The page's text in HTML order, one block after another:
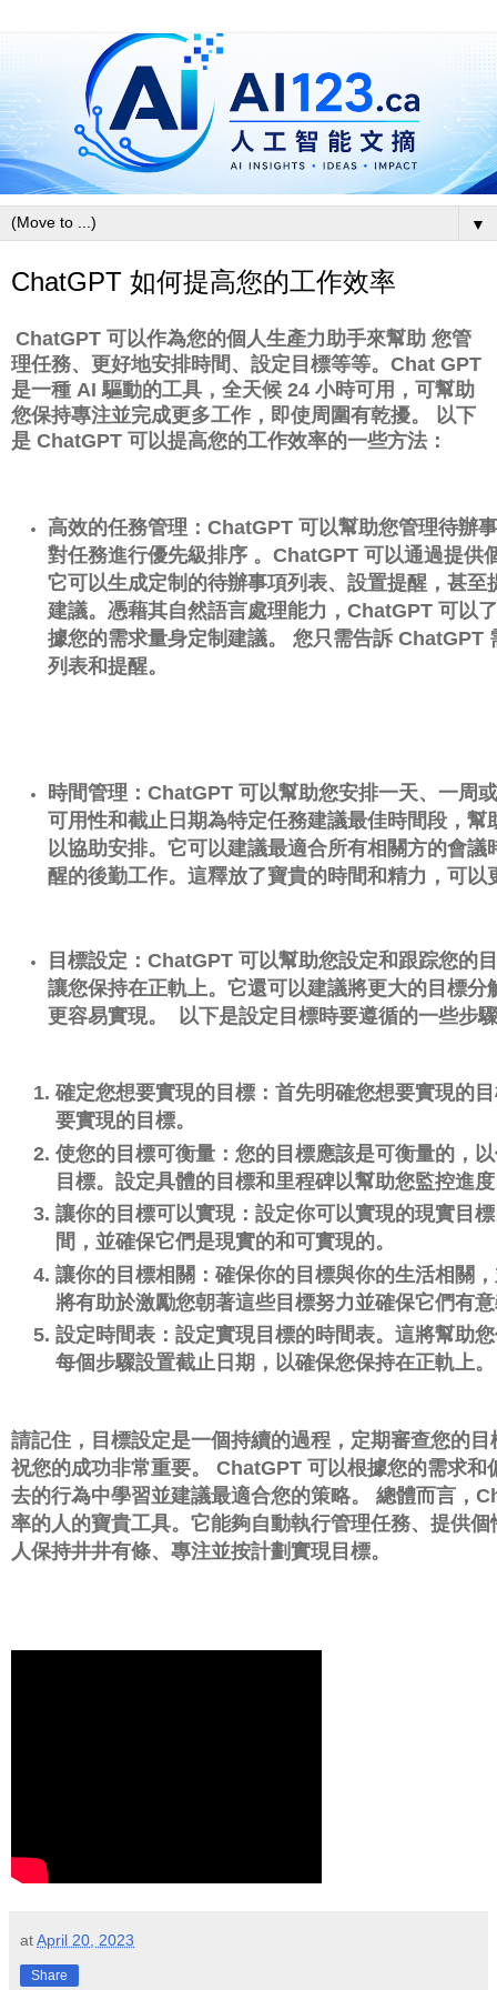
▼
ChatGPT 如何提高您的工作效率
ChatGPT 可以作為您的個人生產力助手來幫助 您管
理任務、更好地安排時間、設定目標等等。 Chat GPT
是一種 AI 驅動的工具，全天候 24 小時可用，可幫助
您保持專注並完成更多工作，即使周圍有乾擾。
以下
是 ChatGPT 可以提高您的工作效率的一些方法：
高效的任務管理：ChatGPT 可以幫助您管理待辦
對任務進行優先級排序。 ChatGPT 可以通過提供
它可以生成定制的待辦事項列表、設置提醒，甚
建議。 憑藉其自然語言處理能力，ChatGPT 可以
據您的需求量身定制建議。
您只需告訴 ChatGPT
列表和提醒。
時間管理：ChatGPT 可以幫助您安排一天、一周
可用性和截止日期為特定任務建議最佳時間段，
以協助安排。 它可以建議最適合所有相關方的會
醒的後勤工作。 這釋放了寶貴的時間和精力，可以
目標設定：ChatGPT 可以幫助您設定和跟踪您的
讓您保持在正軌上。 它還可以建議將更大的目標分
更容易實現。
以下是設定目標時要遵循的一些步
確定您想要實現的目標：首先明確您想要實現的
要實現的目標。
使您的目標可衡量：您的目標應該是可衡量的，
目標。 設定具體的目標和里程碑以幫助您監控進
讓你的目標可以實現：設定你可以實現的現實目
間，並確保它們是現實的和可實現的。
讓你的目標相關：確保你的目標與你的生活相關
將有助於激勵您朝著這些目標努力並確保它們有
設定時間表：設定實現目標的時間表。 這將幫助
每個步驟設置截止日期，以確保您保持在正軌上。
請記住，目標設定是一個持續的過程，定期審查您的
祝您的成功非常重要。 ChatGPT 可以根據您的需求和
去的行為中學習並建議最適合您的策略。 總體而言，
率的人的寶貴工具。 它能夠自動執行管理任務、提供
人保持井井有條、專注並按計劃實現目標。
atApril 20, 2023
Share